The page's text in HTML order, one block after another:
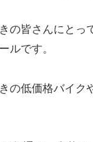
の皆さんにとっ
ルです。
の低価格バイク